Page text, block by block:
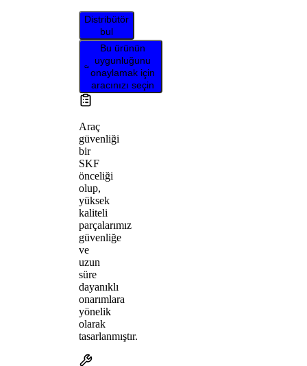
Distribütör
bul
Bu ürünün
uygunluğunu
onaylamak için
aracınızı seçin
Araç
güvenliği
bir
SKF
önceliği
olup,
yüksek
kaliteli
parçalarımız
güvenliğe
ve
uzun
süre
dayanıklı
onarımlara
yönelik
olarak
tasarlanmıştır.